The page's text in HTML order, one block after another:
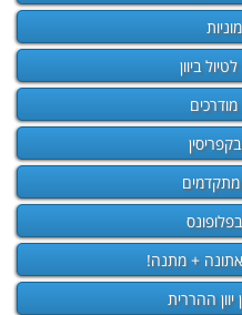
ביוון
מודרכים
מתקדמים
+ מתנה!
ההררית